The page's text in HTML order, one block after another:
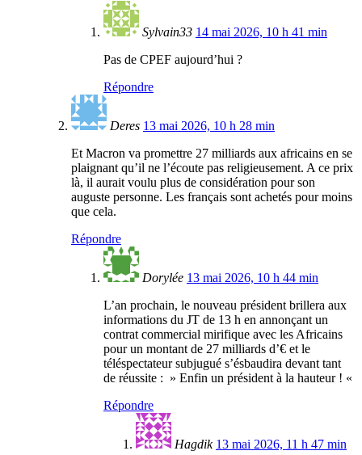
Sylvain33 14 mai 2026, 10 h 41 min
Pas de CPEF aujourd’hui ?
Répondre
Deres 13 mai 2026, 10 h 28 min
Et Macron va promettre 27 milliards aux africains en se
plaignant qu’il ne l’écoute pas religieusement. A ce prix
là, il aurait voulu plus de considération pour son
auguste personne. Les français sont achetés pour moins
que cela.
Répondre
Dorylée 13 mai 2026, 10 h 44 min
L’an prochain, le nouveau président brillera aux
informations du JT de 13 h en annonçant un
contrat commercial mirifique avec les Africains
pour un montant de 27 milliards d’€ et le
téléspectateur subjugué s’ésbaudira devant tant
de réussite : » Enfin un président à la hauteur ! «
Répondre
Hagdik 13 mai 2026, 11 h 47 min